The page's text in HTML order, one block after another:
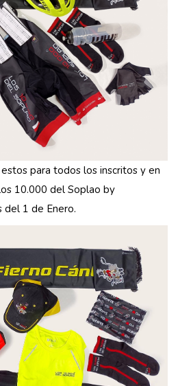
estos para todos los inscritos y en
10.000 del Soplao by
del 1 de Enero.